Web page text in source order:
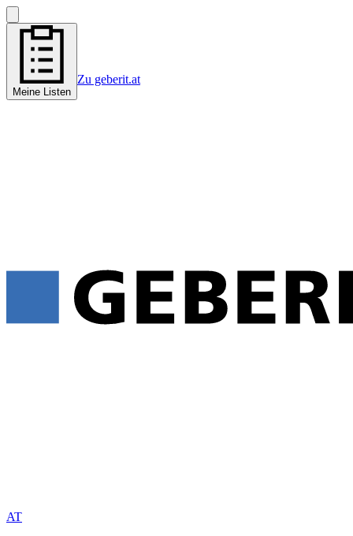
Meine Listen
Zu geberit.at
AT